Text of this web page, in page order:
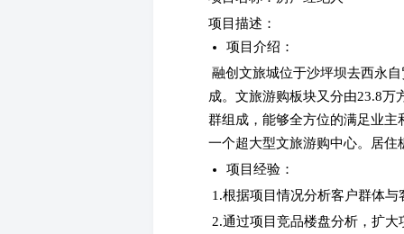
项目描述：
项目介绍：
融创文旅城位于沙坪坝去西永
成。文旅游购板块又分由23.8万
群组成，能够全方位的满足业
一个超大型文旅游购中心。居
项目经验：
1.根据项目情况分析客户群体与
2.通过项目竞品楼盘分析，扩